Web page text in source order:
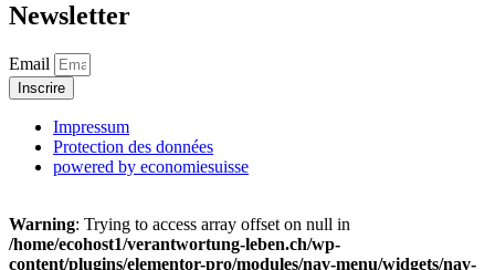
Newsletter
Email
Inscrire
Impressum
Protection des données
powered by economiesuisse
Warning: Trying to access array offset on null in
/home/ecohost1/verantwortung-leben.ch/wp-
content/plugins/elementor-pro/modules/nav-menu/widgets/nav-